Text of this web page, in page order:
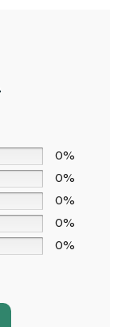
0%
0%
0%
0%
0%